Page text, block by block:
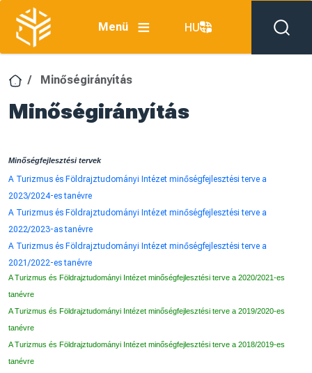
Ugrás a tartalomra
Menü
HU
Minőségirányítás
Minőségirányítás
Minőségfejlesztési tervek
A Turizmus és Földrajztudományi Intézet minőségfejlesztési terve a
2023/2024-es tanévre
A Turizmus és Földrajztudományi Intézet minőségfejlesztési terve a
2022/2023-as tanévre
A Turizmus és Földrajztudományi Intézet minőségfejlesztési terve a
2021/2022-es tanévre
A Turizmus és Földrajztudományi Intézet minőségfejlesztési terve a 2020/2021-es
tanévre
A Turizmus és Földrajztudományi Intézet minőségfejlesztési terve a 2019/2020-es
tanévre
A Turizmus és Földrajztudományi Intézet minőségfejlesztési terve a 2018/2019-es
tanévre